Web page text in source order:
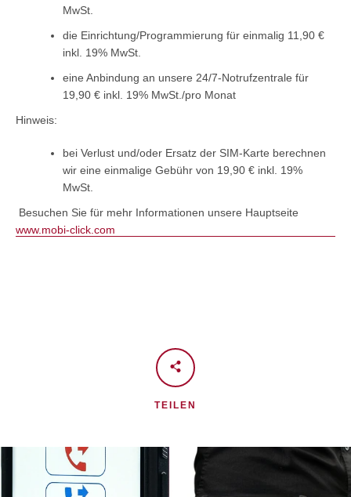
MwSt.
die Einrichtung/Programmierung für einmalig 11,90 €
inkl. 19% MwSt.
eine Anbindung an unsere 24/7-Notrufzentrale für
19,90 € inkl. 19% MwSt./pro Monat
Hinweis:
bei Verlust und/oder Ersatz der SIM-Karte berechnen
wir eine einmalige Gebühr von 19,90 € inkl. 19%
MwSt.
Besuchen Sie für mehr Informationen unsere Hauptseite
www.mobi-click.com
TEILEN